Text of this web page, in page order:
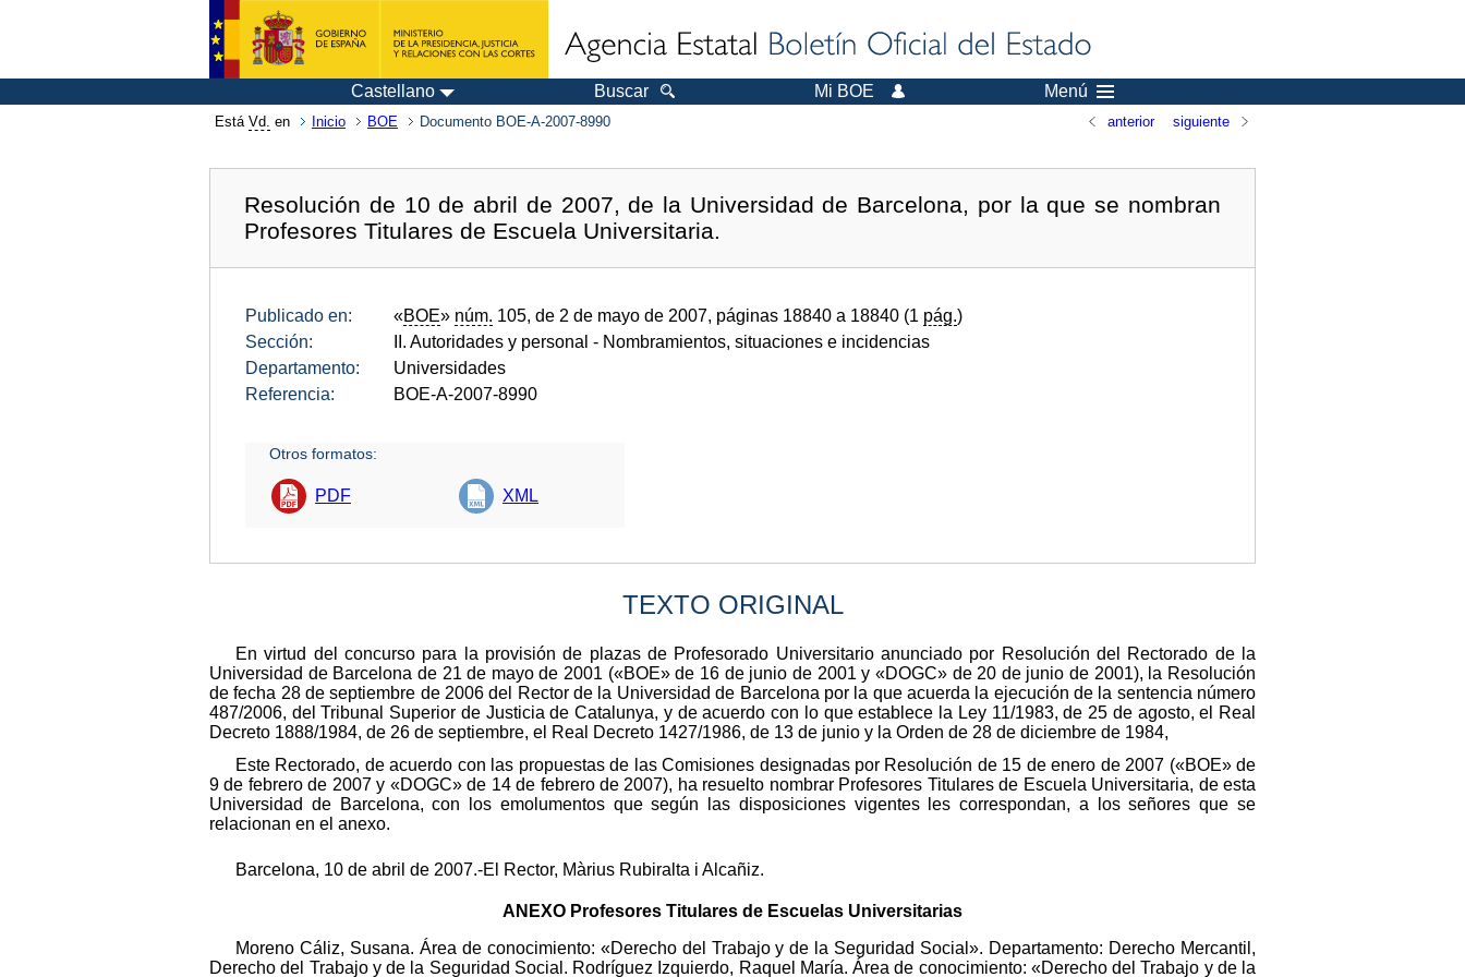
Castellano Buscar Mi BOE Menú
Está Vd. en Inicio BOE Documento BOE-A-2007-8990 anterior siguiente
Resolución de 10 de abril de 2007, de la Universidad de Barcelona, por la que se nombran
Profesores Titulares de Escuela Universitaria.
Publicado en: «BOE» núm. 105, de 2 de mayo de 2007, páginas 18840 a 18840 (1 pág.)
Sección:
II. Autoridades y personal - Nombramientos, situaciones e incidencias
Departamento:
Universidades
Referencia:
BOE-A-2007-8990
Otros formatos:
PDF XML
TEXTO ORIGINAL
En virtud del concurso para la provisión de plazas de Profesorado Universitario anunciado por Resolución del Rectorado de la
Universidad de Barcelona de 21 de mayo de 2001 («BOE» de 16 de junio de 2001 y «DOGC» de 20 de junio de 2001), la Resolución
de fecha 28 de septiembre de 2006 del Rector de la Universidad de Barcelona por la que acuerda la ejecución de la sentencia número
487/2006, del Tribunal Superior de Justicia de Catalunya, y de acuerdo con lo que establece la Ley 11/1983, de 25 de agosto, el Real
Decreto 1888/1984, de 26 de septiembre, el Real Decreto 1427/1986, de 13 de junio y la Orden de 28 de diciembre de 1984,
Este Rectorado, de acuerdo con las propuestas de las Comisiones designadas por Resolución de 15 de enero de 2007 («BOE» de
9 de febrero de 2007 y «DOGC» de 14 de febrero de 2007), ha resuelto nombrar Profesores Titulares de Escuela Universitaria, de esta
Universidad de Barcelona, con los emolumentos que según las disposiciones vigentes les correspondan, a los señores que se
relacionan en el anexo.
Barcelona, 10 de abril de 2007.-El Rector, Màrius Rubiralta i Alcañiz.
ANEXO Profesores Titulares de Escuelas Universitarias
Moreno Cáliz, Susana. Área de conocimiento: «Derecho del Trabajo y de la Seguridad Social». Departamento: Derecho Mercantil,
Derecho del Trabajo y de la Seguridad Social. Rodríguez Izquierdo, Raquel María. Área de conocimiento: «Derecho del Trabajo y de la